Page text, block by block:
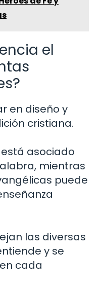
el
en diseño y
cristiana.
asociado
mientras
puede
las diversas
y se
cada